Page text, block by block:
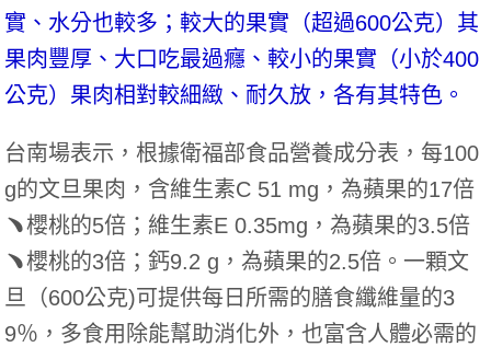
實、水分也較多；較大的果實（超過600公克）其
果肉豐厚、大口吃最過癮、較小的果實（小於400
公克）果肉相對較細緻、耐久放，各有其特色。
台南場表示，根據衛福部食品營養成分表，每100
g的文旦果肉，含維生素C 51 mg，為蘋果的17倍
﹅櫻桃的5倍；維生素E 0.35mg，為蘋果的3.5倍
﹅櫻桃的3倍；鈣9.2 g，為蘋果的2.5倍。一顆文
旦（600公克)可提供每日所需的膳食纖維量的3
9％，多食用除能幫助消化外，也富含人體必需的